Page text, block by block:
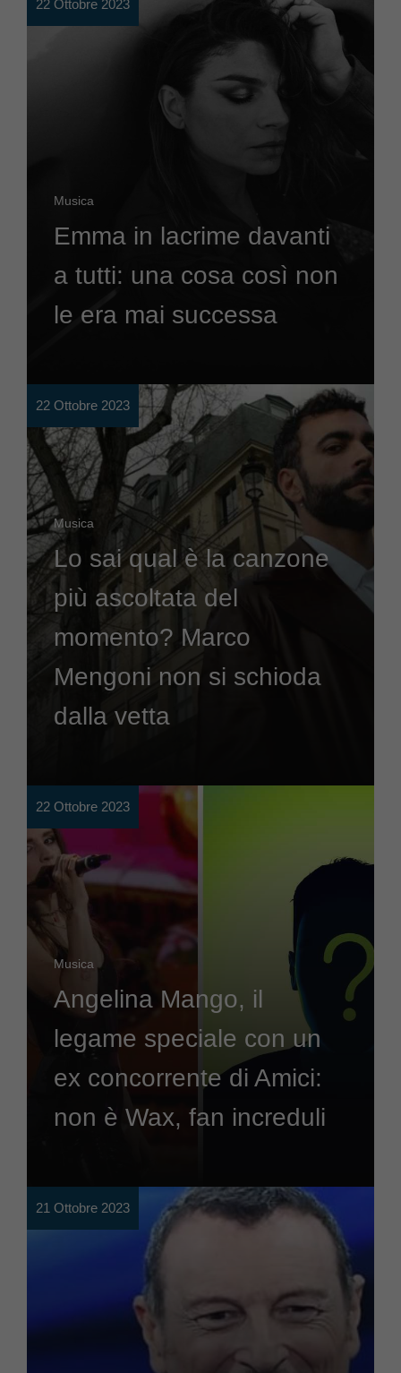
22 Ottobre 2023
Musica
Emma in lacrime davanti
a tutti: una cosa così non
le era mai successa
22 Ottobre 2023
Musica
Lo sai qual è la canzone
più ascoltata del
momento? Marco
Mengoni non si schioda
dalla vetta
22 Ottobre 2023
Musica
Angelina Mango, il
legame speciale con un
ex concorrente di Amici:
non è Wax, fan increduli
21 Ottobre 2023